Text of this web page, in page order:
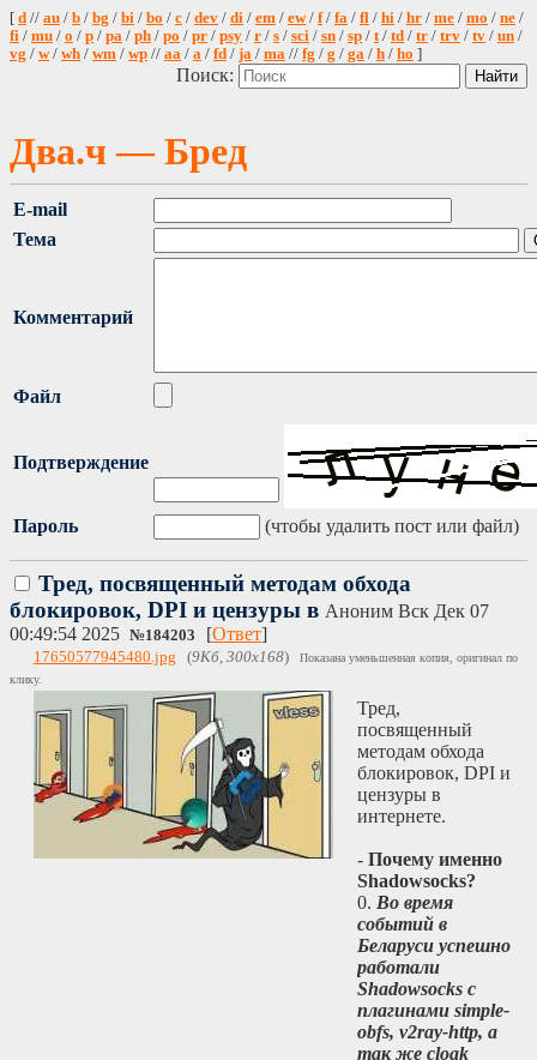
[ d // au / b / bg / bi / bo / c / dev / di / em / ew/ f/ fa / fl / hi / hr / me / mo / ne /
fi / mu / o / p / pa / ph / po / pr / psy / r / s / sci / sn / sp / t/ td / tr / trv / tv / un /
vg / w/ wh / wm / wp // aa / a / fd / ja / ma // fg / g / ga / h / ho ]
Поиск:
Два.ч — Бред
E-mail
Тема
Комментарий
Файл
Подтверждение
Пароль (чтобы удалить пост или файл)
Тред, посвященный методам обхода
блокировок, DPI и цензуры в Аноним Вск Дек 07
00:49:54 2025 №184203 [Ответ]
17650577945480.jpg (9Кб, 300x168)
Показана уменьшенная копия, оригинал по
клику.
Тред,
посвященный
методам обхода
блокировок, DPI и
цензуры в
интернете.
- Почему именно
Shadowsocks?
0. Во время
событий в
Беларуси успешно
работали
Shadowsocks с
плагинами simple-
obfs, v2ray-http, а
так же cloak